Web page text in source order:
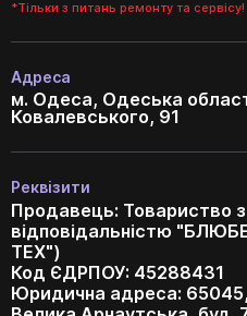
*Тільки з питань ремонту та сервісу!
Адреса
м. Одеса, Одеська
Ковалевського, 91
Реквізити
Продавець: Товариство
відповідальністю
ТЕХ")
Код ЄДРПОУ: 45288431
Юридична адреса: